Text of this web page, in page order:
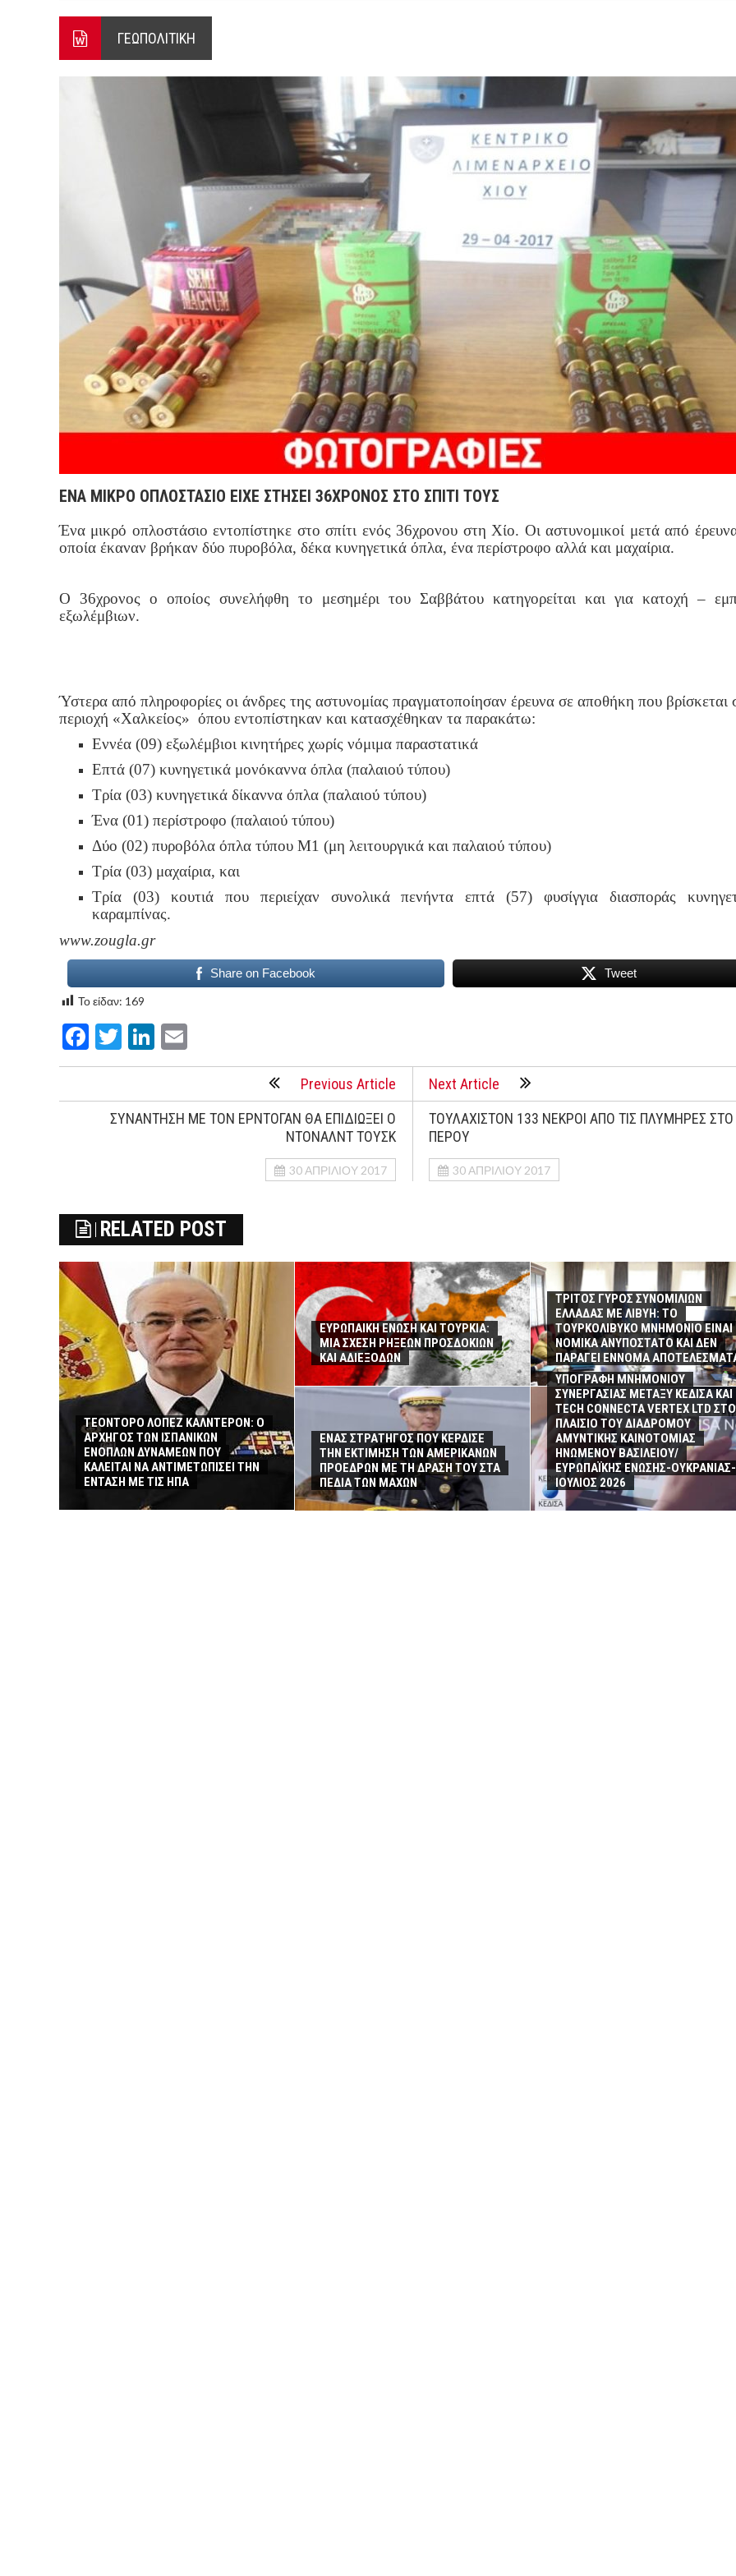
ΓΕΩΠΟΛΙΤΙΚΗ
ΕΝΑ ΜΙΚΡΟ ΟΠΛΟΣΤΑΣΙΟ ΕΙΧΕ ΣΤΗΣΕΙ 36ΧΡΟΝΟΣ ΣΤΟ ΣΠΙΤΙ ΤΟΥΣ
Ένα μικρό οπλοστάσιο εντοπίστηκε στο σπίτι ενός 36χρονου στη Χίο. Οι αστυνομικοί μετά από
οποία έκαναν βρήκαν δύο πυροβόλα, δέκα κυνηγετικά όπλα, ένα περίστροφο αλλά και μαχαίρια.
Ο 36χρονος ο οποίος συνελήφθη το μεσημέρι του Σαββάτου κατηγορείται και για κατοχή –
εξωλέμβιων.
Ύστερα από πληροφορίες οι άνδρες της αστυνομίας πραγματοποίησαν έρευνα σε αποθήκη που βρίσκεται
περιοχή «Χαλκείος» όπου εντοπίστηκαν και κατασχέθηκαν τα παρακάτω:
Εννέα (09) εξωλέμβιοι κινητήρες χωρίς νόμιμα παραστατικά
Επτά (07) κυνηγετικά μονόκαννα όπλα (παλαιού τύπου)
Τρία (03) κυνηγετικά δίκαννα όπλα (παλαιού τύπου)
Ένα (01) περίστροφο (παλαιού τύπου)
Δύο (02) πυροβόλα όπλα τύπου Μ1 (μη λειτουργικά και παλαιού τύπου)
Τρία (03) μαχαίρια, και
Τρία (03) κουτιά που περιείχαν συνολικά πενήντα επτά (57) φυσίγγια διασποράς
καραμπίνας.
www.zougla.gr
Share on Facebook
Tweet
Το είδαν: 169
Facebook
TwitterLinkedIn
Previous Article
ΣΥΝΑΝΤΗΣΗ ΜΕ ΤΟΝ ΕΡΝΤΟΓΑΝ ΘΑ ΕΠΙΔΙΩΞΕΙ Ο
ΝΤΟΝΑΛΝΤ ΤΟΥΣΚ
30 ΑΠΡΙΛΊΟΥ 2017
Next Article
ΤΟΥΛΑΧΙΣΤΟΝ 133 ΝΕΚΡΟΙ ΑΠΟ ΤΙΣ ΠΛΥΜΗΡΕΣ ΣΤΟ
ΠΕΡΟΥ
30 ΑΠΡΙΛΊΟΥ 2017
RELATED POST
ΤΕΟΝΤΟΡΟ ΛΟΠΕΖ ΚΑΛΝΤΕΡΟΝ: O
ΑΡΧΗΓΟΣ ΤΩΝ ΙΣΠΑΝΙΚΩΝ
ΕΝΟΠΛΩΝ ΔΥΝΑΜΕΩΝ ΠΟΥ
ΚΑΛΕΙΤΑΙ ΝΑ ΑΝΤΙΜΕΤΩΠΙΣΕΙ ΤΗΝ
ΕΝΤΑΣΗ ΜΕ ΤΙΣ ΗΠΑ
ΕΥΡΩΠΑΙΚΗ ΕΝΩΣΗ ΚΑΙ ΤΟΥΡΚΙΑ:
ΜΙΑ ΣΧΕΣΗ ΡΗΞΕΩΝ ΠΡΟΣΔΟΚΙΩΝ
ΚΑΙ ΑΔΙΕΞΟΔΩΝ
ΤΡΙΤΟΣ ΓΥΡΟΣ ΣΥΝΟΜΙΛΙΩΝ
ΕΛΛΑΔΑΣ ΜΕ ΛΙΒΥΗ: ΤΟ
ΤΟΥΡΚΟΛΙΒΥΚΟ ΜΝΗΜΟΝΙΟ ΕΙΝΑΙ
ΝΟΜΙΚΑ ΑΝΥΠΟΣΤΑΤΟ ΚΑΙ ΔΕΝ
ΠΑΡΑΓΕΙ ΕΝΝΟΜΑ
ΕΝΑΣ ΣΤΡΑΤΗΓΟΣ ΠΟΥ ΚΕΡΔΙΣΕ
ΤΗΝ ΕΚΤΙΜΗΣΗ ΤΩΝ ΑΜΕΡΙΚΑΝΩΝ
ΠΡΟΕΔΡΩΝ ΜΕ ΤΗ ΔΡΑΣΗ ΤΟΥ ΣΤΑ
ΠΕΔΙΑ ΤΩΝ ΜΑΧΩΝ
ΥΠΟΓΡΑΦΗ MΝΗΜΟΝΙΟΥ
ΣΥΝΕΡΓΑΣΙΑΣ ΜΕΤΑΞΥ ΚΕΔΙΣΑ ΚΑΙ
TECH CONNECTA VERTEX LTD ΣΤΟ
ΠΛΑΙΣΙΟ ΤΟΥ ΔΙΑΔΡΟΜΟΥ
ΑΜΥΝΤΙΚΗΣ ΚΑΙΝΟΤΟΜΙΑΣ
ΗΝΩΜΕΝΟΥ ΒΑΣΙΛΕΙΟΥ/
ΕΥΡΩΠΑΪΚΗΣ ΕΝΩΣΗΣ-ΟΥΚΡΑΝΙΑΣ-
ΙΟΥΛΙΟΣ 2026